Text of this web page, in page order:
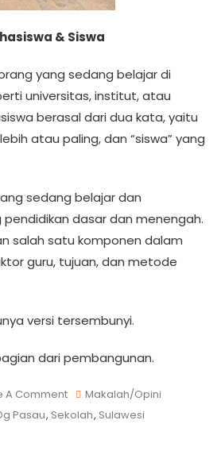
& Siswa
yang sedang belajar di
universitas, institut, atau
berasal dari dua kata, yaitu
atau paling, dan “siswa” yang
sedang belajar dan
pendidikan dasar dan menengah.
salah satu komponen dalam
guru, tujuan, dan metode
versi tersembunyi.
dari pembangunan.
A Comment
Makalah/Opini
Pasau, Sekolah, Sulawesi